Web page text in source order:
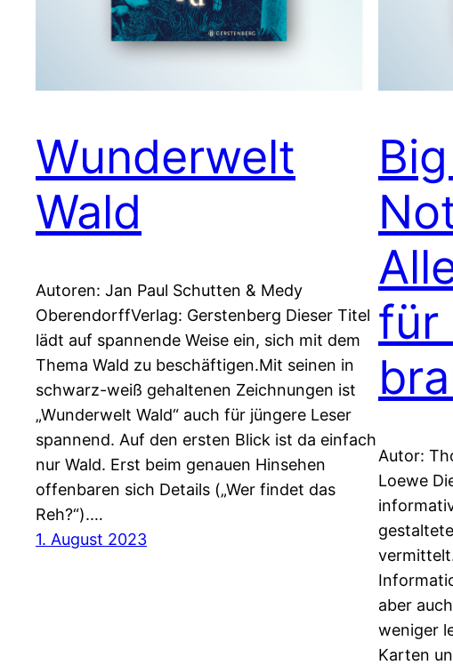
Wunderwelt
Wald
Autoren: Jan Paul Schutten & Medy
OberendorffVerlag: Gerstenberg Dieser Titel
lädt auf spannende Weise ein, sich mit dem
Thema Wald zu beschäftigen.Mit seinen in
schwarz-weiß gehaltenen Zeichnungen ist
„Wunderwelt Wald“ auch für jüngere Leser
spannend. Auf den ersten Blick ist da einfach
nur Wald. Erst beim genauen Hinsehen
offenbaren sich Details („Wer findet das
Reh?“).…
1. August 2023
für
Autor:
Loewe
aber
weniger
Karten